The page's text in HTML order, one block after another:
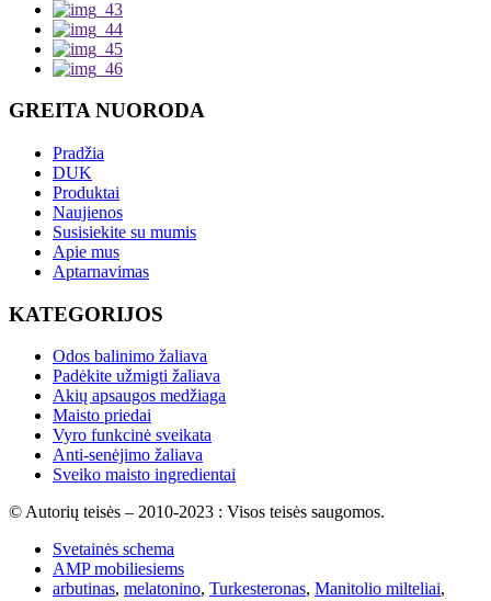
GREITA NUORODA
Pradžia
DUK
Produktai
Naujienos
Susisiekite su mumis
Apie mus
Aptarnavimas
KATEGORIJOS
Odos balinimo žaliava
Padėkite užmigti žaliava
Akių apsaugos medžiaga
Maisto priedai
Vyro funkcinė sveikata
Anti-senėjimo žaliava
Sveiko maisto ingredientai
© Autorių teisės – 2010-2023 : Visos teisės saugomos.
Svetainės schema
AMP mobiliesiems
arbutinas, melatonino, Turkesteronas, Manitolio milteliai,